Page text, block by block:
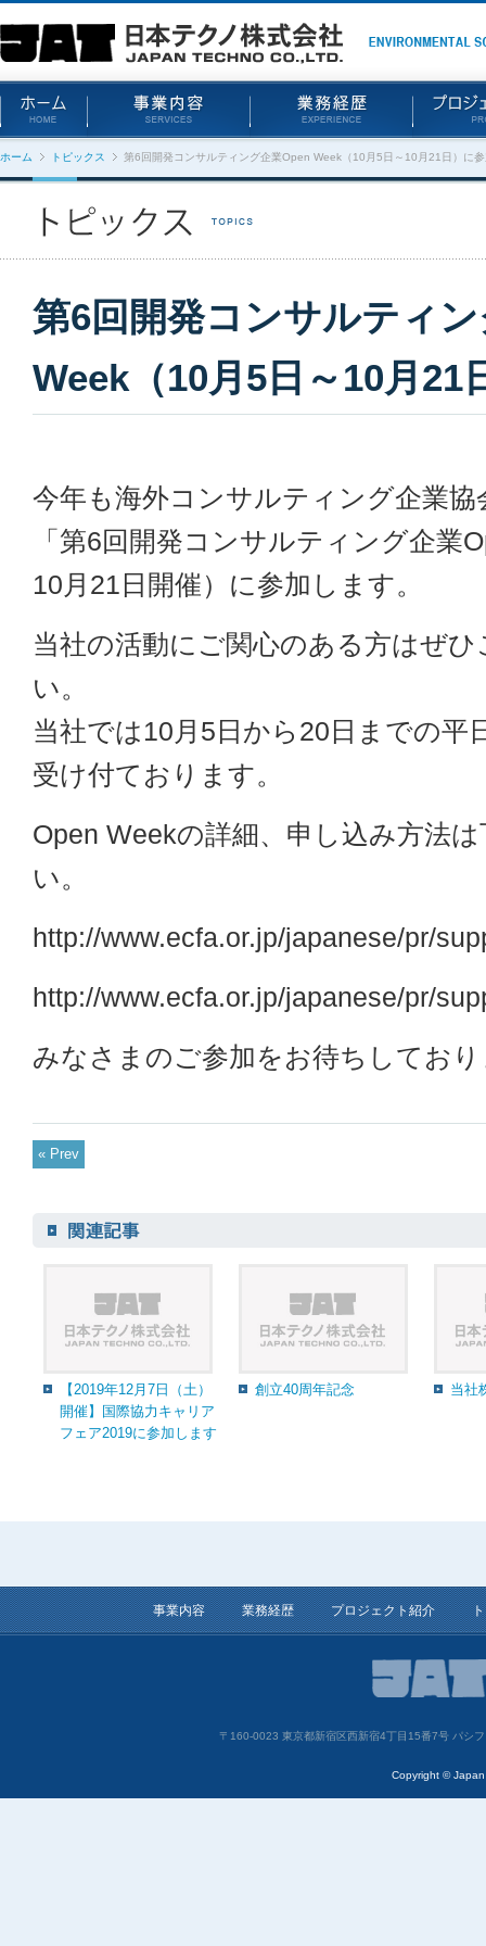
ホーム トピックス 第6回開発コンサルティング企業Open Week（10月5日～10月21日）に
第6回開発コンサルティ
Week（10月5日～10月21
今年も海外コンサルティング企業
「第6回開発コンサルティング企業
10月21日開催）に参加します。
当社の活動にご関心のある方はぜ
い。
当社では10月5日から20日までの平
受け付ております。
Open Weekの詳細、申し込み方法
い。
http://www.ecfa.or.jp/japanese/pr/
http://www.ecfa.or.jp/japanese/pr/
みなさまのご参加をお待ちしてお
« Prev
【2019年12月7日（土）
開催】国際協力キャリア
フェア2019に参加します
創立40周年記念 当社
事業内容 業務経歴 プロジェクト紹介
〒160-0023 東京都新宿区西新宿4丁目15番7号 パシ
Copyright ©